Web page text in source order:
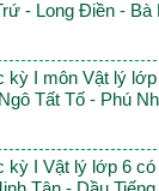
- Long Điền - Bà
kỳ I môn Vật lý
Tất Tố - Phú
kỳ I Vật lý lớp 6 có